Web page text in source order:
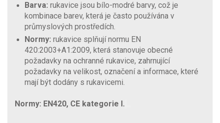
Barva: rukavice jsou bílo-modré barvy, což je
kombinace barev, která je často používána v
průmyslových prostředích.
Normy: rukavice splňují normu EN
420:2003+A1:2009, která stanovuje obecné
požadavky na ochranné rukavice, zahrnující
požadavky na velikost, označení a informace, které
mají být dodány s rukavicemi.
Normy: EN420, CE kategorie I.